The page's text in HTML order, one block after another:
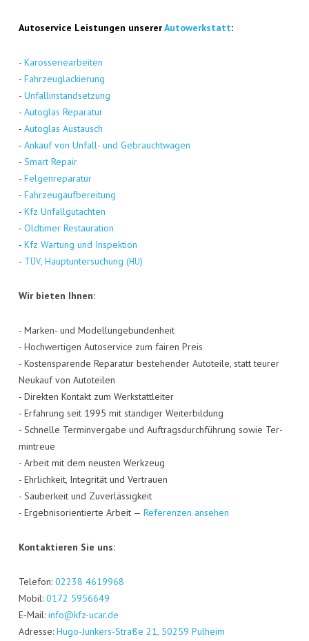
Auto­ser­vice Leis­tun­gen unse­rerAuto­werk­statt:
- Karos­se­rie­ar­bei­ten
- Fahr­zeug­la­ckie­rung
- Unfall­in­stand­set­zung
- Auto­glas Repa­ra­tur
- Auto­glas Aus­tausch
- Ankauf von Unfall- und Gebraucht­wa­gen
- Smart Repair
- Fel­gen­re­pa­ra­tur
- Fahr­zeug­auf­be­rei­tung
- Kfz Unfall­gut­ach­ten
- Old­ti­mer Restau­ra­ti­on
- Kfz War­tung und Inspek­ti­on
- TÜV, Haupt­un­ter­su­chung (HU)
Wir bie­ten Ihnen:
- Mar­ken- und Model­lun­ge­bun­den­heit
- Hoch­wer­ti­gen Auto­ser­vice zum fai­ren Preis
- Kos­ten­spa­ren­de Repa­ra­tur bestehen­der Auto­tei­le, statt teu­rer
Neu­kauf von Auto­tei­len
- Direk­ten Kon­takt zum Werk­statt­lei­ter
- Erfah­rung seit 1995 mit stän­di­ger Wei­ter­bil­dung
- Schnel­le Ter­min­ver­ga­be und Auf­trags­durch­füh­rung sowie Ter­
min­treue
- Arbeit mit dem neus­ten Werk­zeug
- Ehr­lich­keit, Inte­gri­tät und Ver­trau­en
- Sau­ber­keit und Zuver­läs­sig­keit
- Ergeb­nis­ori­en­tier­te Arbeit — Refe­ren­zen ansehen
Kon­tak­tie­ren Sie uns:
Tele­fon: 02238 4619968
Mobil: 0172 5956649
E‑Mail: info@kfz-ucar.de
Adres­se: Hugo-Jun­kers-Stra­ße 21, 50259 Pul­heim